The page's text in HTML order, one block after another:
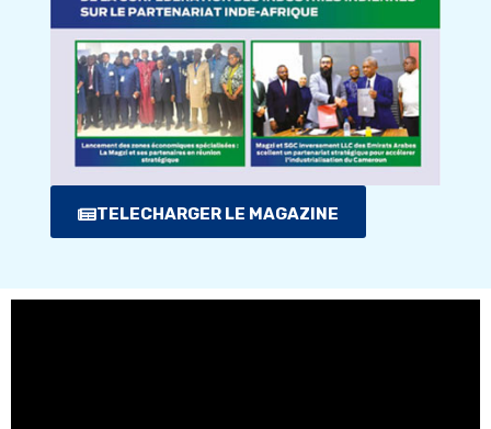
TELECHARGER LE MAGAZINE